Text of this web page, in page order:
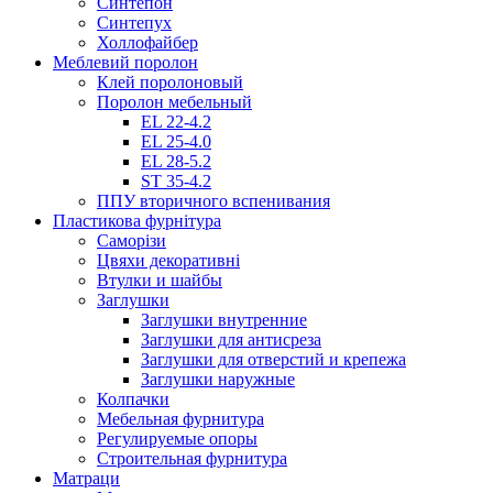
Синтепух
Холлофайбер
Меблевий поролон
Клей поролоновый
Поролон мебельный
EL 22-4.2
EL 25-4.0
EL 28-5.2
ST 35-4.2
ППУ вторичного вспенивания
Пластикова фурнітура
Саморізи
Цвяхи декоративні
Втулки и шайбы
Заглушки
Заглушки внутренние
Заглушки для антисреза
Заглушки для отверстий и крепежа
Заглушки наружные
Колпачки
Мебельная фурнитура
Регулируемые опоры
Строительная фурнитура
Матраци